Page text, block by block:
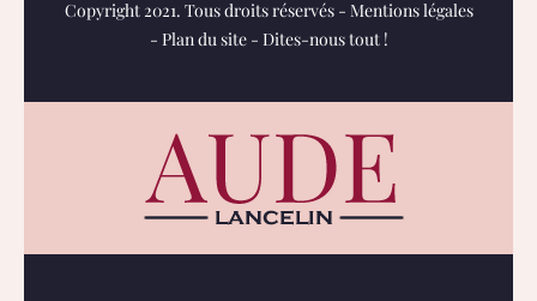
Copyright 2021. Tous droits réservés - Mentions légales
- Plan du site- Dites-nous tout !